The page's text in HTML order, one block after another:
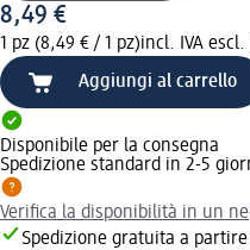
8,49 €
1 pz (8,49 € / 1 pz)incl. IVA escl.
Aggiungi al carrello
Disponibile per la consegna
Spedizione standard in 2-5
Verifica la disponibilità in un
Spedizione gratuita a partire